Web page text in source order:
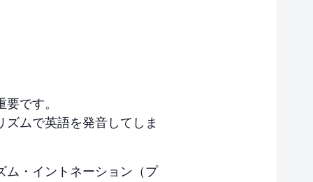
です。
ムで英語を発音してしま
ム・イントネーション（プ